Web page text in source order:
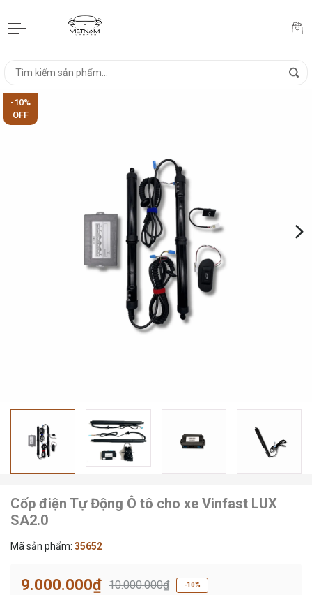
-10%
OFF
Cốp điện Tự Động Ô tô cho xe Vinfast LUX
SA2.0
Mã sản phẩm: 35652
9.000.000₫ 10.000.000₫ -10%